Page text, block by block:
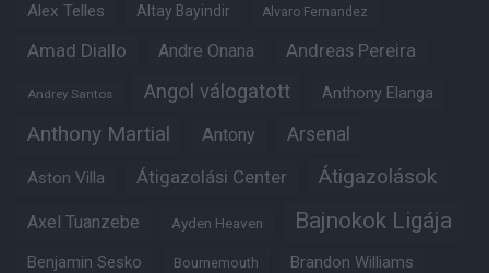
Alex Telles Altay Bayindir Alvaro Fernandez
Amad Diallo Andre Onana Andreas Pereira
Andrey Santos Angol válogatott Anthony Elanga
Anthony Martial Antony Arsenal
Aston Villa Átigazolási Center Átigazolások
Axel Tuanzebe Ayden Heaven Bajnokok Ligája
Benjamin Sesko Bournemouth Brandon Williams